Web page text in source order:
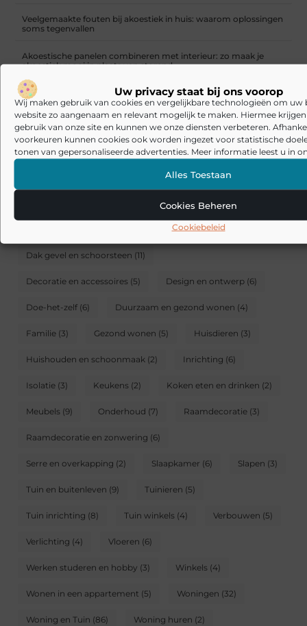
Uw privacy staat bij ons voorop
Wij maken gebruik van cookies en vergelijkbare technologieën om uw
website zo aangenaam en relevant mogelijk te maken. Hiermee
gebruik van onze site en kunnen we onze diensten verbeteren.
voorkeuren kunnen cookies ook worden ingezet voor statistische
tonen van gepersonaliseerde advertenties. Meer informatie leest u in
Alles Toestaan
Cookies Beheren
Cookiebeleid
Veelgemaakte fouten bij akoestiek in huis: waarom oplossingen
soms tegenvallen
Akoestische panelen combineren met interieur: zo maak je
akoestiek mooi in plaats van storend
Hoeveel akoestische panelen heb ik nodig in de woonkamer?
CATEGORIEËN
Aanbiedingen(62) Akoestiek in huis(40)
Badkamer en toilet(4) Bedtextiel
Bouwen en verbouwen(8)
Consumenteninformatie
Dak gevel en schoorsteen (11)
Decoratie en accessoires (5) Design en ontwerp (6)
Doe-het-zelf (6) Duurzaam en gezond wonen (4)
Familie (3) Gezond wonen (5) Huisdieren (3)
Huishouden en schoonmaak (2) Inrichting (6)
Isolatie (3) Keukens (2) Koken eten en drinken (2)
Meubels (9) Onderhoud (7) Raamdecoratie (3)
Raamdecoratie en zonwering (6)
Serre en overkapping (2) Slaapkamer (6) Slapen (3)
Tuin en buitenleven (9) Tuinieren (5)
Tuin inrichting (8) Tuin winkels (4) Verbouwen (5)
Verlichting (4) Vloeren (6)
Werken studeren en hobby (3) Winkels (4)
Wonen in een appartement (5) Woningen (32)
Woning en Tuin (86) Woning huren (2)